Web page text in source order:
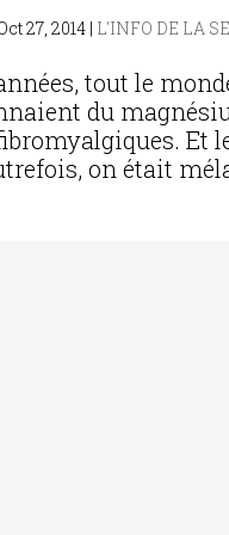
27, 2014 | L'INFO DE LA
tout le
du
Et
on était